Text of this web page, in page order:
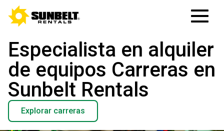
Especialista en alquiler
de equipos Carreras en
Sunbelt Rentals
Explorar carreras